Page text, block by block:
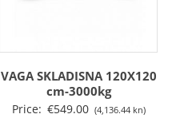
VAGA SKLADISNA 120X120
cm-3000kg
Price: €549.00 (4,136.44 kn)